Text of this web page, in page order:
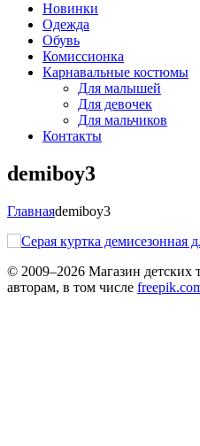
Новинки
Одежда
Обувь
Комиссионка
Карнавальные костюмы
Для малышей
Для девочек
Для мальчиков
Контакты
demiboy3
Главнаяdemiboy3
© 2009–2026 Магазин
авторам, в том числе